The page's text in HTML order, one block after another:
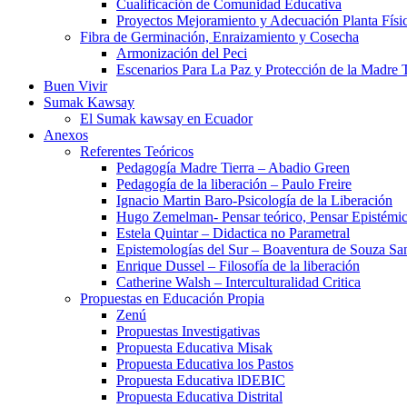
Cualificación de Comunidad Educativa
Proyectos Mejoramiento y Adecuación Planta
Fibra de Germinación, Enraizamiento y Cosecha
Armonización del Peci
Escenarios Para La Paz y Protección de la Madre
Buen Vivir
Sumak Kawsay
El Sumak kawsay en Ecuador
Anexos
Referentes Teóricos
Pedagogía Madre Tierra – Abadio Green
Pedagogía de la liberación – Paulo Freire
Ignacio Martin Baro-Psicología de la Liberación
Hugo Zemelman- Pensar teórico, Pensar
Estela Quintar – Didactica no Parametral
Epistemologías del Sur – Boaventura de Souza
Enrique Dussel – Filosofía de la liberación
Catherine Walsh – Interculturalidad Critica
Propuestas en Educación Propia
Zenú
Propuestas Investigativas
Propuesta Educativa Misak
Propuesta Educativa los Pastos
Propuesta Educativa lDEBIC
Propuesta Educativa Distrital